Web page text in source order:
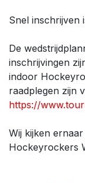
Snel inschrijven
De
inschrijvingen
indoor
raadplegen zijn
https://
Wij kijken
Hockeyrockers